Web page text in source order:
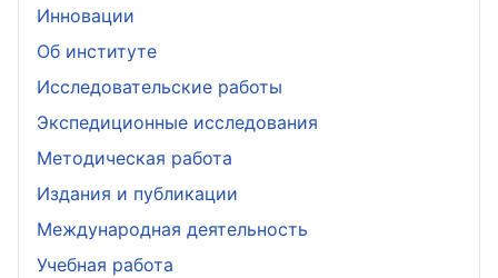
Инновации
Об институте
Исследовательские работы
Экспедиционные исследования
Методическая работа
Издания и публикации
Международная деятельность
Учебная работа